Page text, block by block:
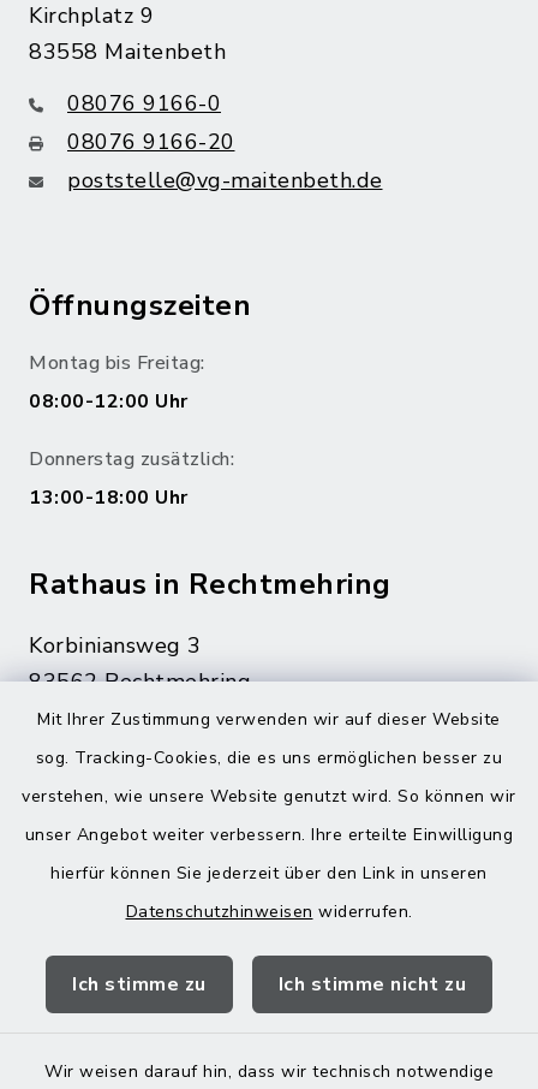
Mit Ihrer Zustimmung verwenden wir auf dieser Website
sog. Tracking-Cookies, die es uns ermöglichen besser zu
verstehen, wie unsere Website genutzt wird. So können wir
unser Angebot weiter verbessern. Ihre erteilte Einwilligung
hierfür können Sie jederzeit über den Link in unseren
Datenschutzhinweisen widerrufen.
Ich stimme zu Ich stimme nicht zu
Wir weisen darauf hin, dass wir technisch notwendige
Kirchplatz 9
83558 Maitenbeth
08076 9166-0
08076 9166-20
poststelle@vg-maitenbeth.de
Öffnungszeiten
Montag bis Freitag:
08:00-12:00 Uhr
Donnerstag zusätzlich:
13:00-18:00 Uhr
Rathaus in Rechtmehring
Korbiniansweg 3
83562 Rechtmehring
08076 499
08076 8595
poststelle@vg-maitenbeth.de
Landratsamt Mühldorf